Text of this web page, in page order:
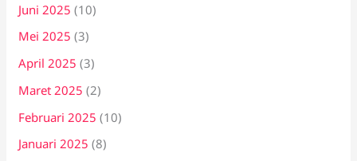
Juni 2025 (10)
Mei 2025 (3)
April 2025 (3)
Maret 2025 (2)
Februari 2025 (10)
Januari 2025 (8)